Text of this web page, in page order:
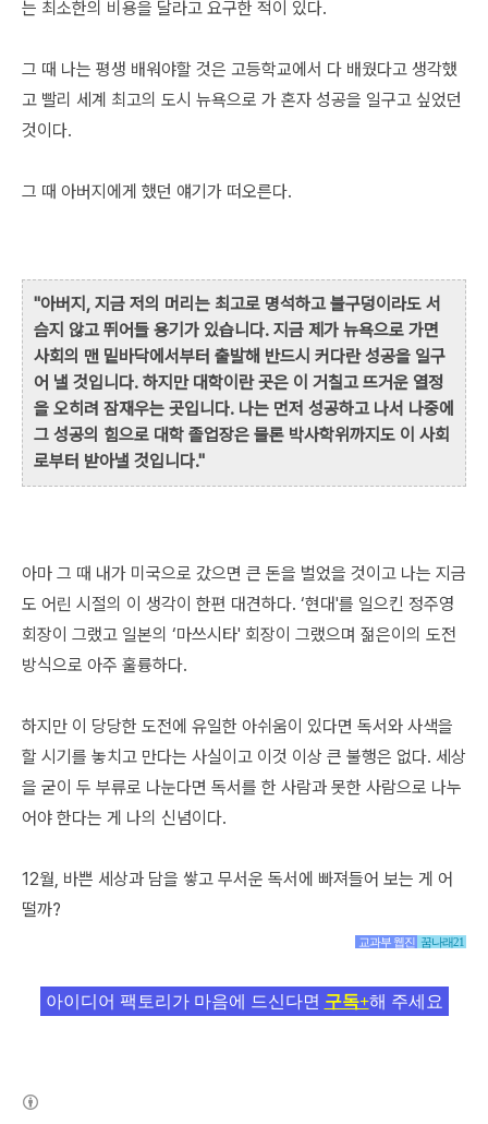
는 최소한의 비용을 달라고 요구한 적이 있다.
그 때 나는 평생 배워야할 것은 고등학교에서 다 배웠다고 생각했
고 빨리 세계 최고의 도시 뉴욕으로 가 혼자 성공을 일구고 싶었던
것이다.
그 때 아버지에게 했던 얘기가 떠오른다.
"아버지, 지금 저의 머리는 최고로 명석하고 불구덩이라도 서
슴지 않고 뛰어들 용기가 있습니다. 지금 제가 뉴욕으로 가면
사회의 맨 밑바닥에서부터 출발해 반드시 커다란 성공을 일구
어 낼 것입니다. 하지만 대학이란 곳은 이 거칠고 뜨거운 열정
을 오히려 잠재우는 곳입니다. 나는 먼저 성공하고 나서 나중에
그 성공의 힘으로 대학 졸업장은 물론 박사학위까지도 이 사회
로부터 받아낼 것입니다."
아마 그 때 내가 미국으로 갔으면 큰 돈을 벌었을 것이고 나는 지금
도 어린 시절의 이 생각이 한편 대견하다. ‘현대'를 일으킨 정주영
회장이 그랬고 일본의 ‘마쓰시타' 회장이 그랬으며 젊은이의 도전
방식으로 아주 훌륭하다.
하지만 이 당당한 도전에 유일한 아쉬움이 있다면 독서와 사색을
할 시기를 놓치고 만다는 사실이고 이것 이상 큰 불행은 없다. 세상
을 굳이 두 부류로 나눈다면 독서를 한 사람과 못한 사람으로 나누
어야 한다는 게 나의 신념이다.
12월, 바쁜 세상과 담을 쌓고 무서운 독서에 빠져들어 보는 게 어
떨까?
교과부 웹진 꿈나래21
아이디어 팩토리가 마음에 드신다면 구독+해 주세요